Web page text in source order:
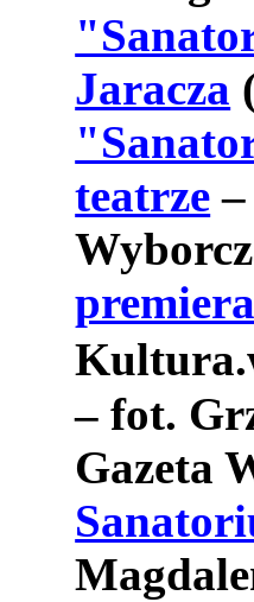
Jaracza
teatrze
– fot.
Gazeta